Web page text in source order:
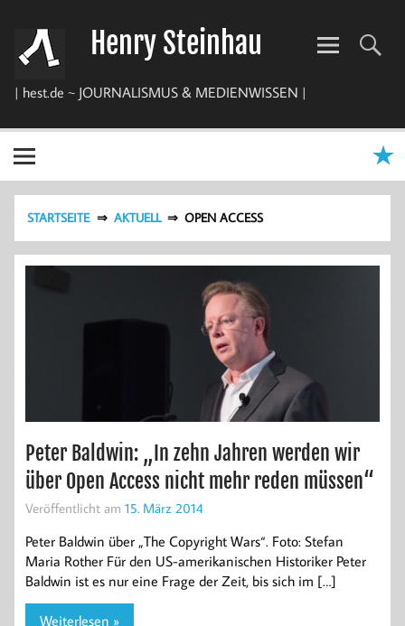
springen
Henry Steinhau
| hest.de ~ JOURNALISMUS & MEDIENWISSEN |
STARTSEITE AKTUELL OPEN ACCESS
Peter Baldwin: „In zehn Jahren werden wir
über Open Access nicht mehr reden müssen“
Veröffentlicht am 15. März 2014
Peter Baldwin über „The Copyright Wars“. Foto: Stefan
Maria Rother Für den US-amerikanischen Historiker Peter
Baldwin ist es nur eine Frage der Zeit, bis sich im […]
Weiterlesen »